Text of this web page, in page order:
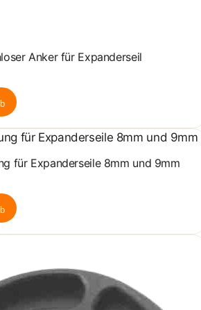
Anker für Expanderseil
für Expanderseile 8mm und 9mm